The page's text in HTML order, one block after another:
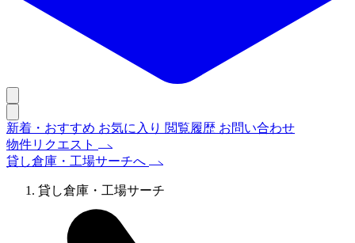
新着・おすすめ お気に入り 閲覧履歴 お問い合わせ
物件リクエスト
貸し倉庫・工場サーチへ
貸し倉庫・工場サーチ